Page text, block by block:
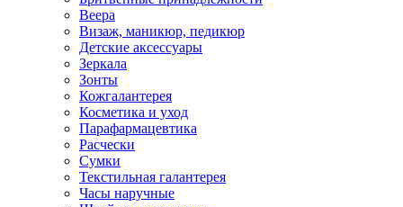
Веера
Визаж, маникюр, педикюр
Детские аксессуары
Зеркала
Зонты
Кожгалантерея
Косметика и уход
Парафармацевтика
Расчески
Сумки
Текстильная галантерея
Часы наручные